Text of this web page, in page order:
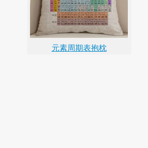
元素周期表抱枕